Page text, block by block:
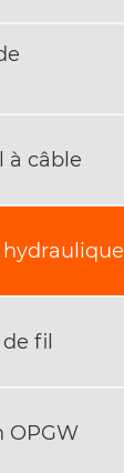
à câble
fil
OPGW